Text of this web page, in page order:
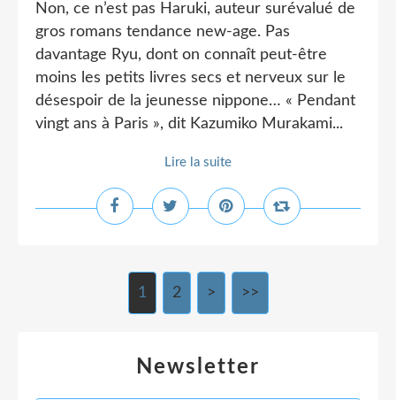
Non, ce n’est pas Haruki, auteur surévalué de
gros romans tendance new-age. Pas
davantage Ryu, dont on connaît peut-être
moins les petits livres secs et nerveux sur le
désespoir de la jeunesse nippone… « Pendant
vingt ans à Paris », dit Kazumiko Murakami...
Lire la suite
1 2 > >>
Newsletter